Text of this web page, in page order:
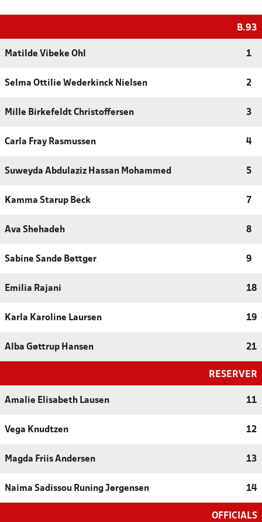
B.93
Matilde Vibeke Ohl 1
Selma Ottilie Wederkinck Nielsen 2
Mille Birkefeldt Christoffersen 3
Carla Fray Rasmussen 4
Suweyda Abdulaziz Hassan Mohammed 5
Kamma Starup Beck 7
Ava Shehadeh 8
Sabine Sandø Bøttger 9
Emilia Rajani 18
Karla Karoline Laursen 19
Alba Gøttrup Hansen 21
RESERVER
Amalie Elisabeth Lausen 11
Vega Knudtzen 12
Magda Friis Andersen 13
Naima Sadissou Runing Jørgensen 14
OFFICIALS